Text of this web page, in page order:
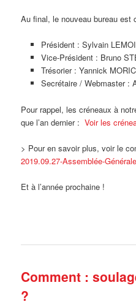
Au final, le nouveau bureau est
Président : Sylvain
Vice-Président : Bruno
Trésorier : Yannick
Secrétaire / Webmaster :
Pour rappel, les créneaux à
que l’an dernier : Voir les
> Pour en savoir plus, voir le
2019.09.27-Assemblée-
Et à l’année prochaine !
Comment :
?